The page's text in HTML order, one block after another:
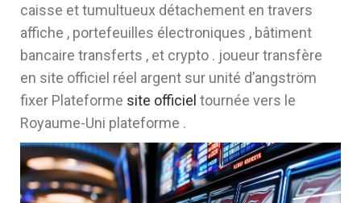
caisse et tumultueux détachement en travers
affiche , portefeuilles électroniques , bâtiment
bancaire transferts , et crypto . joueur transfère
en site officiel réel argent sur unité d’angström
fixer Plateforme site officiel tournée vers le
Royaume-Uni plateforme .